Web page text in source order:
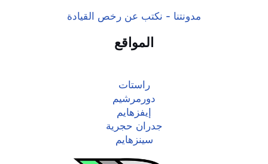
مدونتنا - نكتب عن رخص القيادة
المواقع
راستات
دورمرشيم
إيفزهايم
جدران حجرية
سينزهايم